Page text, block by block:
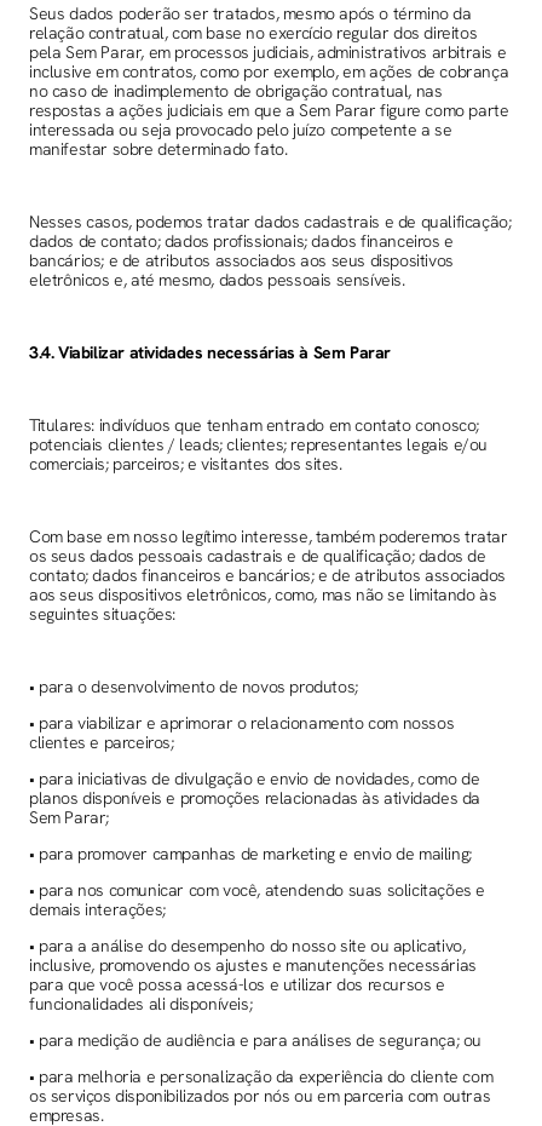
Seus dados poderão ser tratados, mesmo após o término da
relação contratual, com base no exercício regular dos direitos
pela Sem Parar, em processos judiciais, administrativos arbitrais e
inclusive em contratos, como por exemplo, em ações de cobrança
no caso de inadimplemento de obrigação contratual, nas
respostas a ações judiciais em que a Sem Parar figure como parte
interessada ou seja provocado pelo juízo competente a se
manifestar sobre determinado fato.
Nesses casos, podemos tratar dados cadastrais e de qualificação;
dados de contato; dados profissionais; dados financeiros e
bancários; e de atributos associados aos seus dispositivos
eletrônicos e, até mesmo, dados pessoais sensíveis.
3.4. Viabilizar atividades necessárias à Sem Parar
Titulares: indivíduos que tenham entrado em contato conosco;
potenciais clientes / leads; clientes; representantes legais e/ou
comerciais; parceiros; e visitantes dos sites.
Com base em nosso legítimo interesse, também poderemos tratar
os seus dados pessoais cadastrais e de qualificação; dados de
contato; dados financeiros e bancários; e de atributos associados
aos seus dispositivos eletrônicos, como, mas não se limitando às
seguintes situações:
• para o desenvolvimento de novos produtos;
• para viabilizar e aprimorar o relacionamento com nossos
clientes e parceiros;
• para iniciativas de divulgação e envio de novidades, como de
planos disponíveis e promoções relacionadas às atividades da
Sem Parar;
• para promover campanhas de marketing e envio de mailing;
• para nos comunicar com você, atendendo suas solicitações e
demais interações;
• para a análise do desempenho do nosso site ou aplicativo,
inclusive, promovendo os ajustes e manutenções necessárias
para que você possa acessá-los e utilizar dos recursos e
funcionalidades ali disponíveis;
• para medição de audiência e para análises de segurança; ou
• para melhoria e personalização da experiência do cliente com
os serviços disponibilizados por nós ou em parceria com outras
empresas.